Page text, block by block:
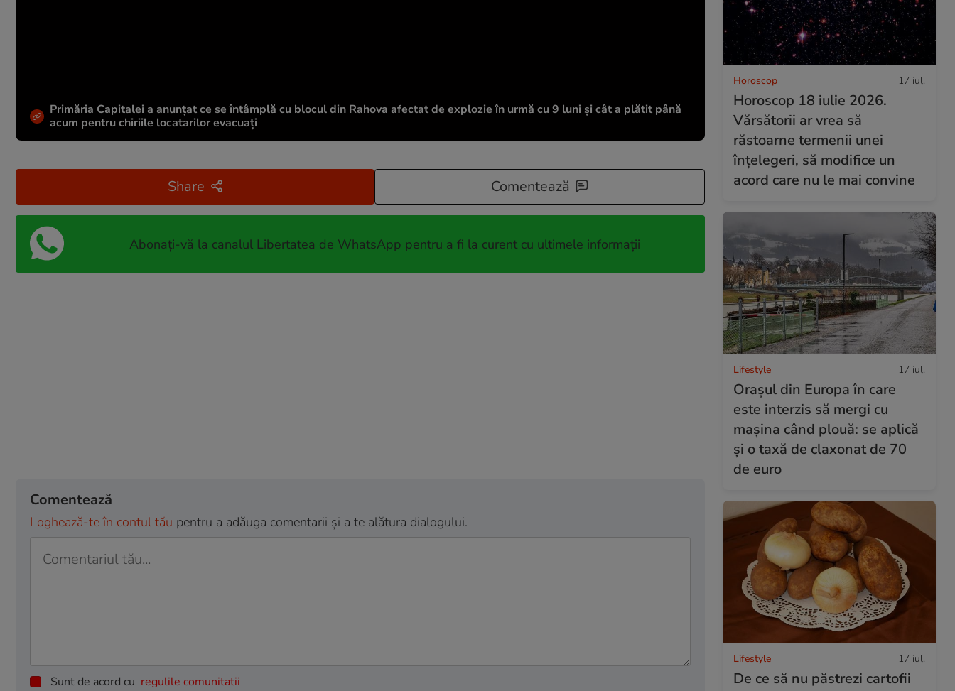
Primăria Capitalei a anunțat ce se întâmplă cu blocul din Rahova afectat de explozie în urmă cu 9 luni și cât a plătit până
acum pentru chiriile locatarilor evacuați
Share Comentează
Abonați-vă la canalul Libertatea de WhatsApp pentru a fi la curent cu ultimele informații
Comentează
Loghează-te în contul tău pentru a adăuga comentarii și a te alătura dialogului.
Sunt de acord cu regulile comunitatii
Horoscop 17 iul.
Horoscop 18 iulie 2026.
Vărsătorii ar vrea să
răstoarne termenii unei
înțelegeri, să modifice un
acord care nu le mai convine
Lifestyle 17 iul.
Orașul din Europa în care
este interzis să mergi cu
mașina când plouă: se aplică
și o taxă de claxonat de 70
de euro
Lifestyle 17 iul.
De ce să nu păstrezi cartofii